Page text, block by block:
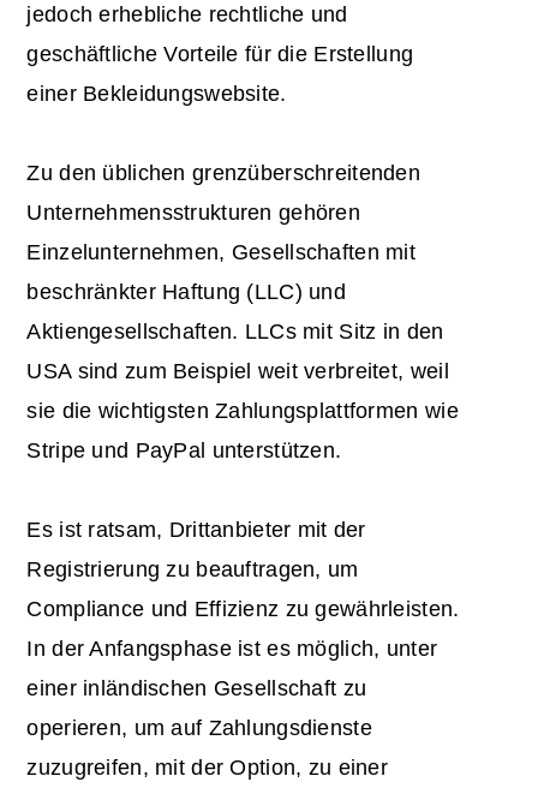
jedoch erhebliche rechtliche und
geschäftliche Vorteilefür die Erstellung
einer Bekleidungswebsite.
Zu den üblichen grenzüberschreitenden
Unternehmensstrukturen gehören
Einzelunternehmen, Gesellschaften mit
beschränkter Haftung (LLC) und
Aktiengesellschaften. LLCs mit Sitz in den
USA sind zum Beispiel weit verbreitet, weil
sie die wichtigsten Zahlungsplattformen wie
Stripe und PayPal unterstützen.
Es ist ratsam, Drittanbieter mit der
Registrierung zu beauftragen, um
Compliance und Effizienz zu gewährleisten.
In der Anfangsphase ist es möglich, unter
einer inländischen Gesellschaft zu
operieren, um auf Zahlungsdienste
zuzugreifen, mit der Option, zu einer